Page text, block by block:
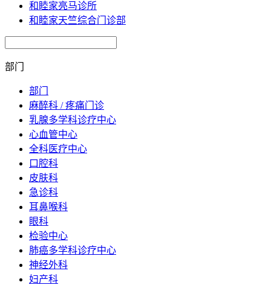
和睦家亮马诊所
和睦家天竺综合门诊部
部门
部门
麻醉科 / 疼痛门诊
乳腺多学科诊疗中心
心血管中心
全科医疗中心
口腔科
皮肤科
急诊科
耳鼻喉科
眼科
检验中心
肺癌多学科诊疗中心
神经外科
妇产科